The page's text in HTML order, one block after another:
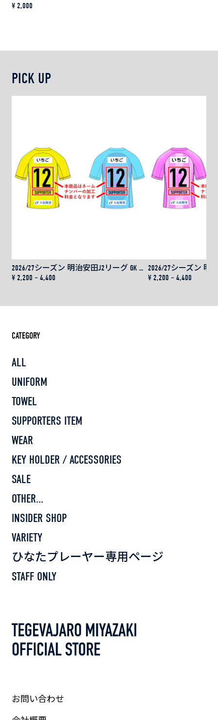
¥ 2,000
PICK UP
2026/27シーズン 明治安田J2リーグ GK レプリカユニフォーム用 ネーム＆ナンバー
¥ 2,200 ~ 4,400
¥ 2,200 ~ 4,400
CATEGORY
ALL
UNIFORM
TOWEL
SUPPORTERS ITEM
WEAR
KEY HOLDER / ACCESSORIES
SALE
OTHER...
INSIDER SHOP
VARIETY
ひなたプレーヤー専用ページ
STAFF ONLY
お問い合わせ